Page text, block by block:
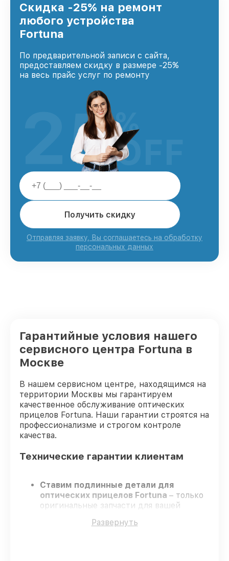
Скидка -25% на ремонт
любого устройства
Fortuna
По предварительной записи с сайта,
предоставляем скидку в размере -25%
на весь прайс услуг по ремонту
Получить скидку
Отправляя заявку, Вы соглашаетесь на обработку
персональных данных
25%
OFF
Гарантийные условия нашего
сервисного центра Fortuna в
Москве
В нашем сервисном центре, находящимся на
территории Москвы мы гарантируем
качественное обслуживание оптических
прицелов Fortuna. Наши гарантии строятся на
профессионализме и строгом контроле
качества.
Технические гарантии клиентам
Ставим подлинные детали для
оптических прицелов Fortuna – только
оригинальные запчасти для вашей
Опытные специалисты
Развернуть